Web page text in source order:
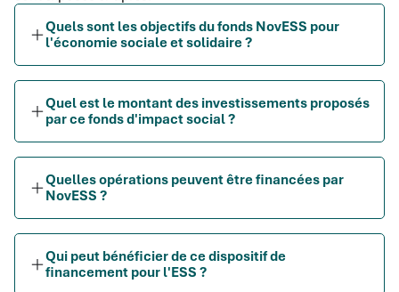
Quels sont les objectifs du fonds NovESS pour
l'économie sociale et solidaire ?
Quel est le montant des investissements proposés
par ce fonds d'impact social ?
Quelles opérations peuvent être financées par
NovESS ?
Qui peut bénéficier de ce dispositif de
financement pour l'ESS ?